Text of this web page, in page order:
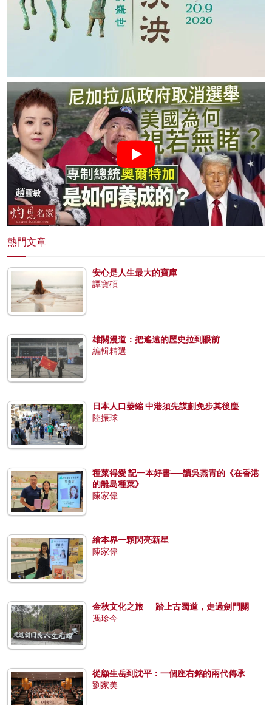
熱門文章
安心是人生最大的寶庫
譚寶碩
雄關漫道：把遙遠的歷史拉到眼前
編輯精選
日本人口萎縮 中港須先謀劃免步其後塵
陸振球
種菜得愛 記一本好書──讀吳燕青的《在香港
的離島種菜》
陳家偉
繪本界一顆閃亮新星
陳家偉
金秋文化之旅──踏上古蜀道，走過劍門關
馮珍今
從顧生岳到沈平：一個座右銘的兩代傳承
劉家美